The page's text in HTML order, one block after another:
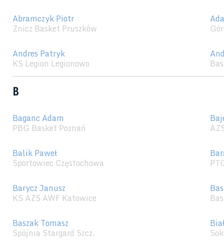
Abramczyk Piotr
Znicz Basket Pruszków
Andres Patryk
KS Legion Legionowo
B
Baganc Adam
PBG Basket Poznań
Balik Paweł
Sportowiec Częstochowa
Barycz Janusz
KS AZS AWF Katowice
Baszak Tomasz
Spójnia Stargard Szcz.